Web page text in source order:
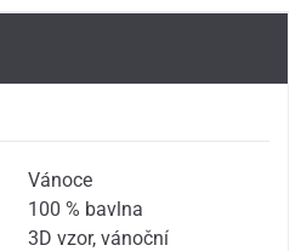
Vánoce
100 % bavlna
3D vzor,vánoční